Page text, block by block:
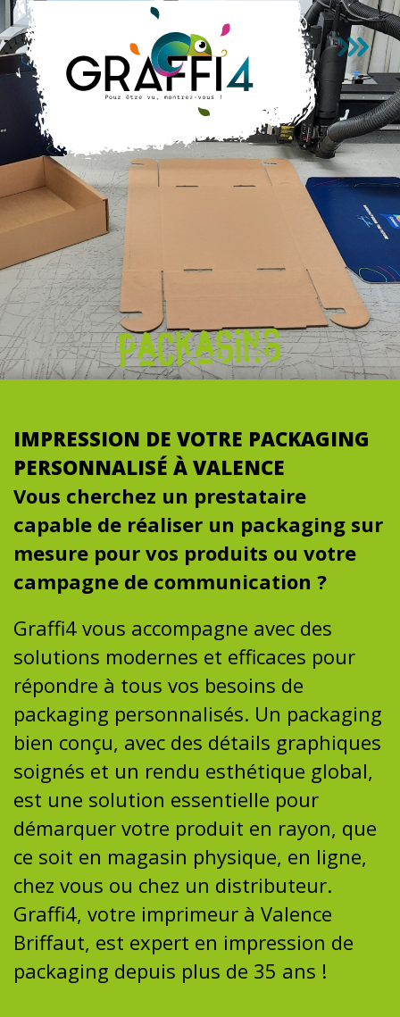
Passer au contenu principal
Packaging
IMPRESSION DE VOTRE PACKAGING
PERSONNALISÉ À VALENCE
Vous cherchez un prestataire
capable de réaliser un packaging sur
mesure pour vos produits ou votre
campagne de communication ?
Graffi4 vous accompagne avec des
solutions modernes et efficaces pour
répondre à tous vos besoins de
packaging personnalisés. Un packaging
bien conçu, avec des détails graphiques
soignés et un rendu esthétique global,
est une solution essentielle pour
démarquer votre produit en rayon, que
ce soit en magasin physique, en ligne,
chez vous ou chez un distributeur.
Graffi4, votre imprimeur à Valence
Briffaut, est expert en impression de
packaging depuis plus de 35 ans !